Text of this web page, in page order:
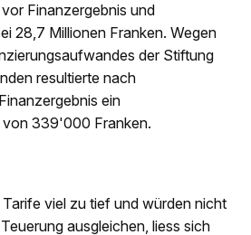
Finanzergebnis und
28,7 Millionen Franken. Wegen
der Stiftung
resultierte nach
ein
von 339'000 Franken.
viel zu tief und würden nicht
ausgleichen, liess sich